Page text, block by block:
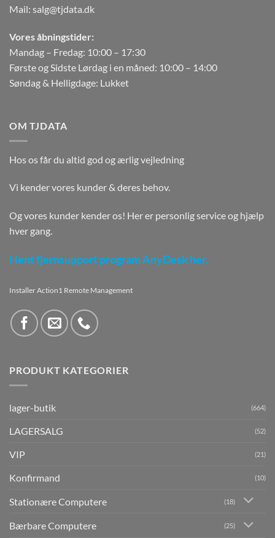
Mail: salg@tjdata.dk
Vores åbningstider:
Mandag – Fredag: 10:00 – 17:30
Første og Sidste Lørdag i en måned: 10:00 – 14:00
Søndag & Helligdage: Lukket
OM TJDATA
Hos os får du altid god og ærlig vejledning
Vi kender vores kunder & deres behov.
Og vores kunder kender os! Her er personlig service og hjælp
hver gang.
Hent fjernsupport program AnyDesk her.
Installer Action1 Remote Management
PRODUKT KATEGORIER
lager-butik (664)
LAGERSALG (52)
VIP (21)
Konfirmand (10)
Stationære Computere (18)
Bærbare Computere (25)